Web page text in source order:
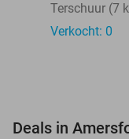
Terschuur (7
Verkocht: 0
Deals in